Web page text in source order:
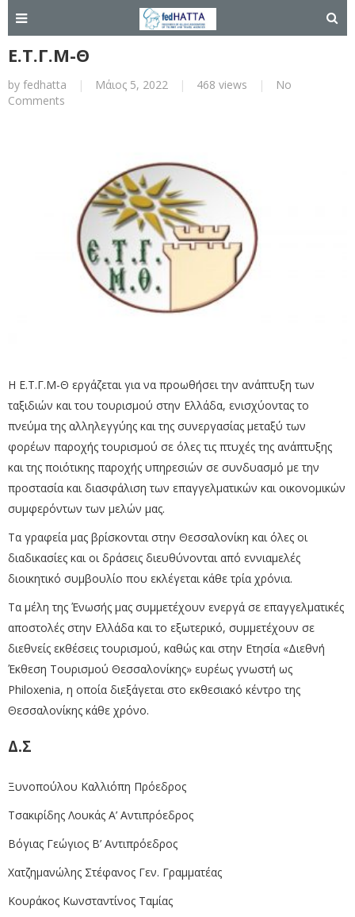
Ε.Τ.Γ.Μ-Θ
by fedhatta | Μάιος 5, 2022 | 468 views |
No
Comments
Η Ε.Τ.Γ.Μ-Θ εργάζεται για να προωθήσει την ανάπτυξη των
ταξιδιών και του τουρισμού στην Ελλάδα, ενισχύοντας το
πνεύμα της αλληλεγγύης και της συνεργασίας μεταξύ των
φορέων παροχής τουρισμού σε όλες τις πτυχές της ανάπτυξης
και της ποιότικης παροχής υπηρεσιών σε συνδυασμό με την
προστασία και διασφάλιση των επαγγελματικών και οικονομικών
συμφερόντων των μελών μας.
Τα γραφεία μας βρίσκονται στην Θεσσαλονίκη και όλες οι
διαδικασίες και οι δράσεις διευθύνονται από εννιαμελές
διοικητικό συμβουλίο που εκλέγεται κάθε τρία χρόνια.
Τα μέλη της Ένωσής μας συμμετέχουν ενεργά σε επαγγελματικές
αποστολές στην Ελλάδα και το εξωτερικό, συμμετέχουν σε
διεθνείς εκθέσεις τουρισμού, καθώς και στην Ετησία «Διεθνή
Έκθεση Τουρισμού Θεσσαλονίκης» ευρέως γνωστή ως
Philoxenia, η οποία διεξάγεται στο εκθεσιακό κέντρο της
Θεσσαλονίκης κάθε χρόνο.
Δ.Σ
Ξυνοπούλου Καλλιόπη Πρόεδρος
Τσακιρίδης Λουκάς Α’ Αντιπρόεδρος
Βόγιας Γεώγιος Β’ Αντιπρόεδρος
Χατζημανώλης Στέφανος Γεν. Γραμματέας
Κουράκος Κωνσταντίνος Ταμίας